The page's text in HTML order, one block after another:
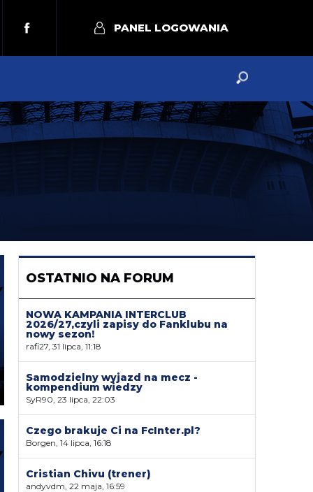
PANEL LOGOWANIA
OSTATNIO NA FORUM
NOWA KAMPANIA INTERCLUB
2026/27,czyli zapisy do Fanklubu na
nowy sezon!
rafi27, 31 lipca, 11:18
Samodzielny wyjazd na mecz -
kompendium wiedzy
SyR90, 23 lipca, 22:03
Czego brakuje Ci na FcInter.pl?
Borgen, 14 lipca, 16:18
Cristian Chivu (trener)
andyvdm, 22 maja, 16:59